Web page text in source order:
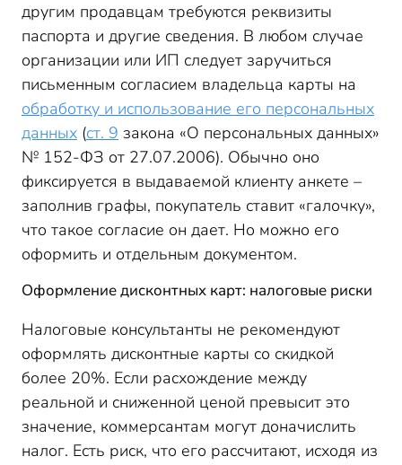
другим продавцам требуются реквизиты
паспорта и другие сведения. В любом случае
организации или ИП следует заручиться
письменным согласием владельца карты на
обработку и использование его персональных
данных (ст. 9 закона «О персональных данных»
№ 152-ФЗ от 27.07.2006). Обычно оно
фиксируется в выдаваемой клиенту анкете –
заполнив графы, покупатель ставит «галочку»,
что такое согласие он дает. Но можно его
оформить и отдельным документом.
Оформление дисконтных карт: налоговые риски
Налоговые консультанты не рекомендуют
оформлять дисконтные карты со скидкой
более 20%. Если расхождение между
реальной и сниженной ценой превысит это
значение, коммерсантам могут доначислить
налог. Есть риск, что его рассчитают, исходя из